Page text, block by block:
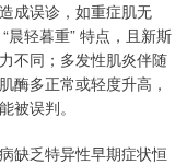
成误诊，如重症肌无
晨轻暮重” 特点，且新斯
不同；多发性肌炎伴随
酶多正常或轻度升高，
被误判。
缺乏特异性早期症状恒